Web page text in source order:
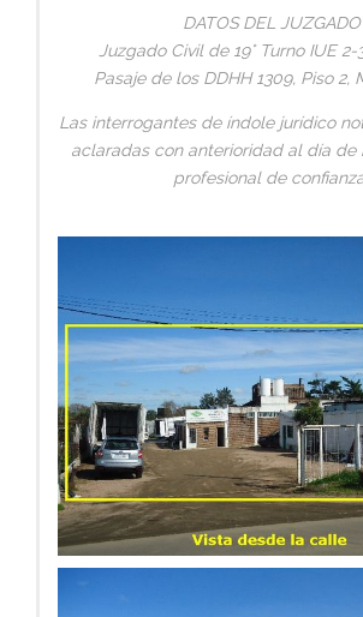
DATOS DEL JUZGADO
Juzgado Civil de 19° Turno IUE 2-
Pasaje de los DDHH 1309, Piso 2,
Las interrogantes de índole jurídico
aclaradas con anterioridad al día de
profesional de